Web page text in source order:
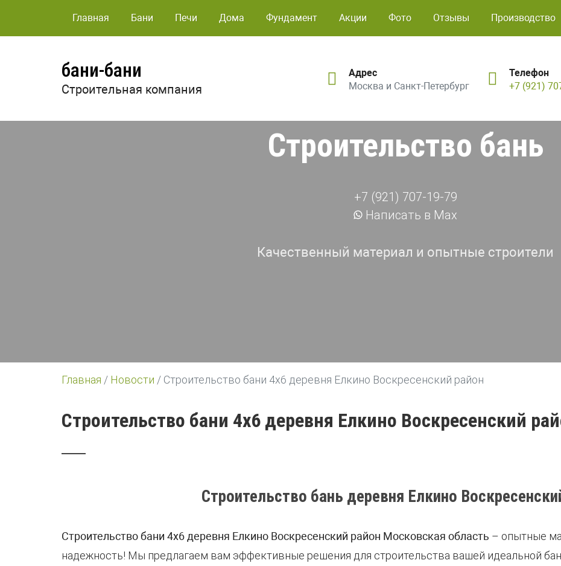
Главная Бани Печи Дома Фундамент Акции Фото Отзывы Производство
бани-бани
Строительная компания
Адрес
Москва и Санкт-Петербург
Телефон
+7 (921)
Строительство бань
+7 (921) 707-19-79
Написать в Max
Качественный материал и опытные строители
Главная / Новости / Строительство бани 4х6 деревня Елкино Воскресенский район
Строительство бани 4х6 деревня Елкино Воскресенский
Строительство бань деревня Елкино
Строительство бани 4х6 деревня Елкино Воскресенский район Московская область – опытные
надежность! Мы предлагаем вам эффективные решения для строительства вашей идеальной